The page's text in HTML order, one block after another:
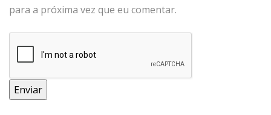
para a próxima vez que eu comentar.